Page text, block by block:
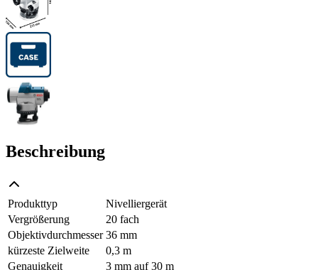
Beschreibung
Produkttyp
Nivelliergerät
Vergrößerung
20 fach
Objektivdurchmesser 36 mm
kürzeste Zielweite
0,3 m
Genauigkeit
3 mm auf 30 m